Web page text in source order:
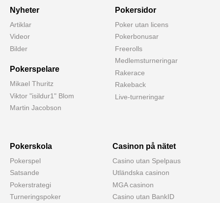
Nyheter
Artiklar
Videor
Bilder
Pokerspelare
Mikael Thuritz
Viktor "isildur1" Blom
Martin Jacobson
Pokersidor
Poker utan licens
Pokerbonusar
Freerolls
Medlemsturneringar
Rakerace
Rakeback
Live-turneringar
Pokerskola
Pokerspel
Satsande
Pokerstrategi
Turneringspoker
Casinon på nätet
Casino utan Spelpaus
Utländska casinon
MGA casinon
Casino utan BankID